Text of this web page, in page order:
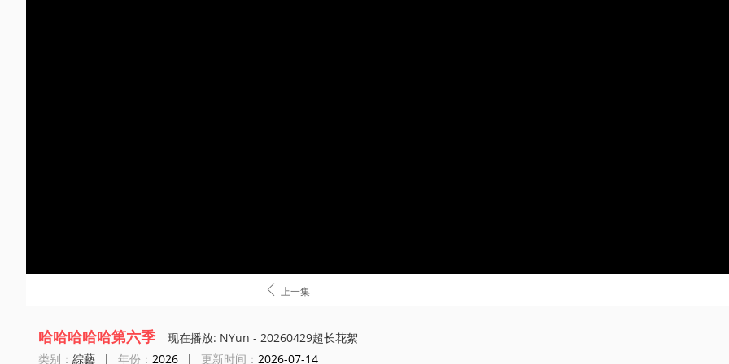
 上一集
哈哈哈哈哈第六季
现在播放: NYun - 20260429超长花絮
类别： 綜藝 | 年份： 2026 | 更新时间： 2026-07-14